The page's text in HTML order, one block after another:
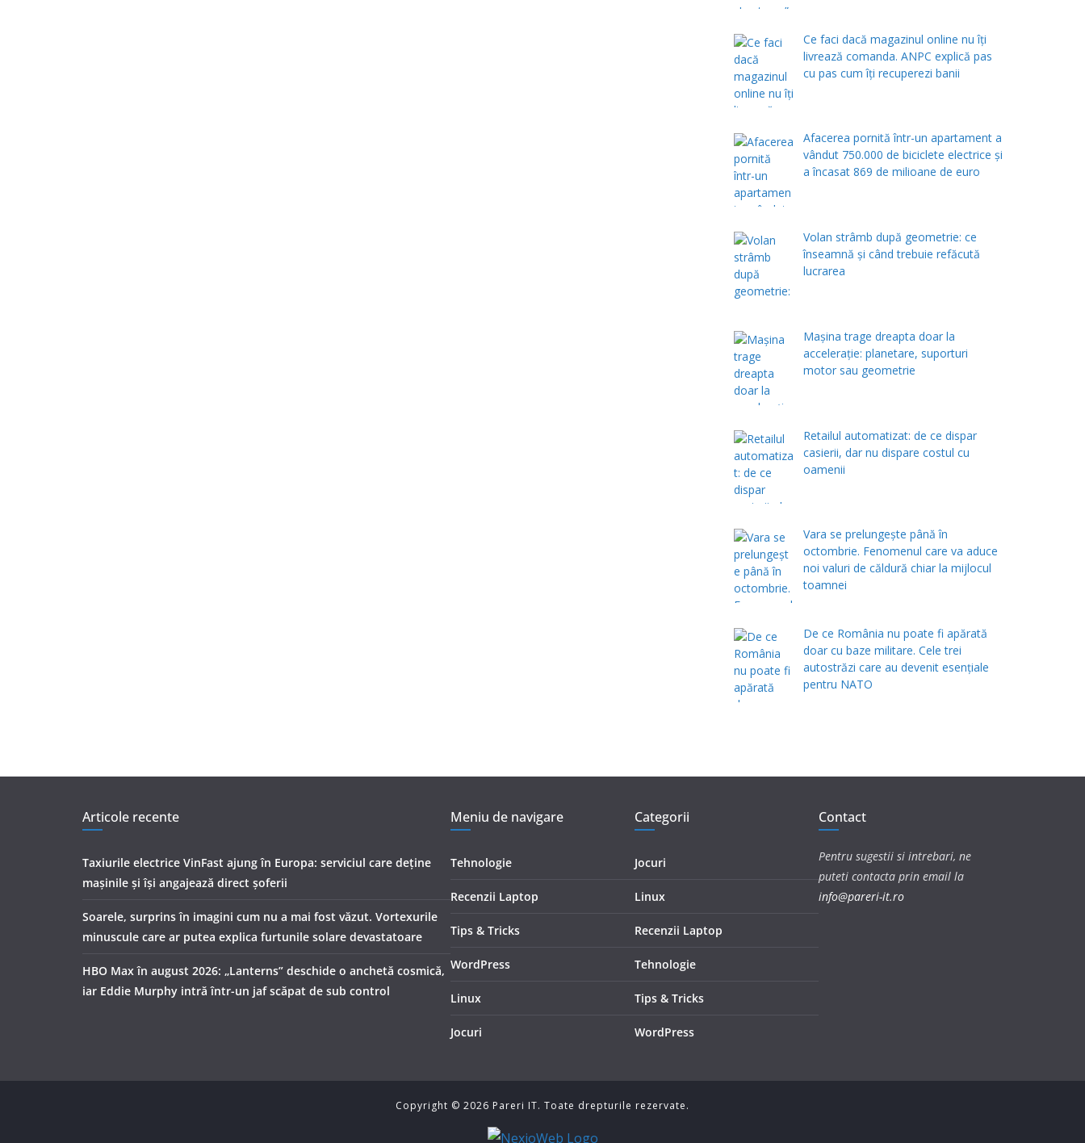
Ce faci dacă magazinul online nu îți
livrează comanda. ANPC explică pas
cu pas cum îți recuperezi banii
Afacerea pornită într-un apartament a
vândut 750.000 de biciclete electrice și
a încasat 869 de milioane de euro
Volan strâmb după geometrie: ce
înseamnă și când trebuie refăcută
lucrarea
Mașina trage dreapta doar la
accelerație: planetare, suporturi
motor sau geometrie
Retailul automatizat: de ce dispar
casierii, dar nu dispare costul cu
oamenii
Vara se prelungeşte până în
octombrie. Fenomenul care va aduce
noi valuri de căldură chiar la mijlocul
toamnei
De ce România nu poate fi apărată
doar cu baze militare. Cele trei
autostrăzi care au devenit esențiale
pentru NATO
Articole recente
Taxiurile electrice VinFast ajung în Europa: serviciul care deține
mașinile și își angajează direct șoferii
Soarele, surprins în imagini cum nu a mai fost văzut. Vortexurile
minuscule care ar putea explica furtunile solare devastatoare
HBO Max în august 2026: „Lanterns” deschide o anchetă cosmică,
iar Eddie Murphy intră într-un jaf scăpat de sub control
Meniu de navigare
Tehnologie
Recenzii Laptop
Tips & Tricks
WordPress
Linux
Jocuri
Categorii
Jocuri
Linux
Recenzii Laptop
Tehnologie
Tips & Tricks
WordPress
Contact
Pentru sugestii si intrebari, ne
puteti contacta prin email la
info@pareri-it.ro
Copyright © 2026 Pareri IT. Toate drepturile rezervate.